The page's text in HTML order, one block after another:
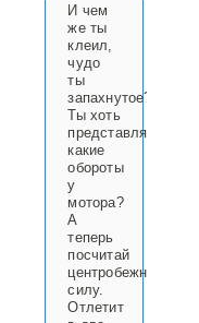
И чем
же ты
клеил,
чудо
ты
запахнутое?!
Ты хоть
представляешь,
какие
обороты
у
мотора?
А
теперь
посчитай
центробежную
силу.
Отлетит